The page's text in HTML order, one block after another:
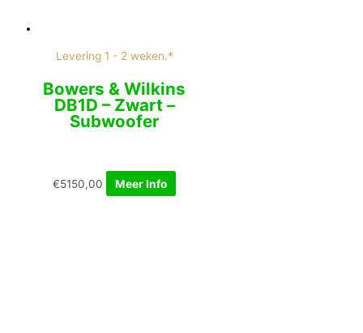
Levering 1 - 2 weken.*
Bowers & Wilkins
DB1D – Zwart –
Subwoofer
€5150,00 Meer Info